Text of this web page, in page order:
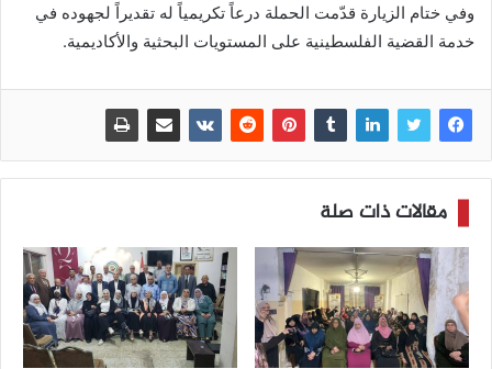
وفي ختام الزيارة قدّمت الحملة درعاً تكريمياً له تقديراً لجهوده في
خدمة القضية الفلسطينية على المستويات البحثية والأكاديمية.
مقالات ذات صلة